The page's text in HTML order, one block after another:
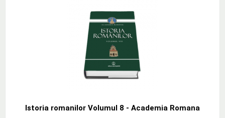
Istoria romanilor Volumul 8 - Academia Romana